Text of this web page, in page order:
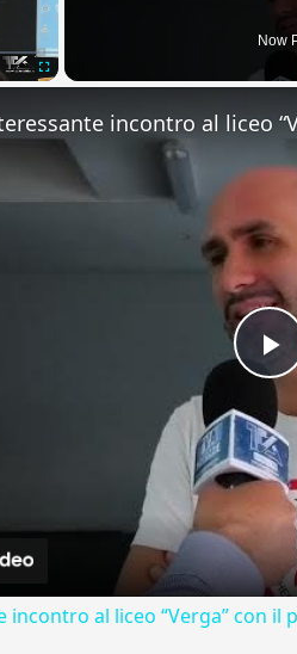
Now
incontro al liceo “Verga” con